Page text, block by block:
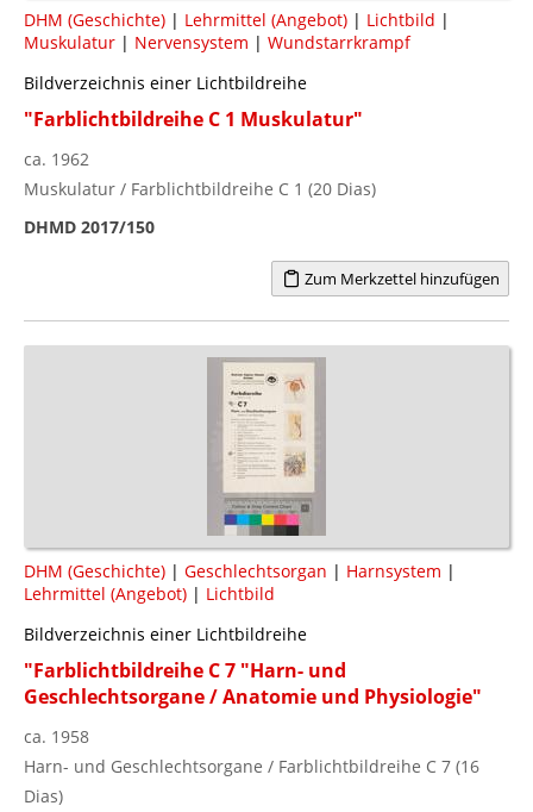
DHM (Geschichte) | Lehrmittel (Angebot) | Lichtbild |
Muskulatur | Nervensystem | Wundstarrkrampf
Bildverzeichnis einer Lichtbildreihe
"Farblichtbildreihe C 1 Muskulatur"
ca. 1962
Muskulatur / Farblichtbildreihe C 1 (20 Dias)
DHMD 2017/150
Zum Merkzettel hinzufügen
DHM (Geschichte) | Geschlechtsorgan | Harnsystem |
Lehrmittel (Angebot) | Lichtbild
Bildverzeichnis einer Lichtbildreihe
"Farblichtbildreihe C 7 "Harn- und
Geschlechtsorgane / Anatomie und Physiologie"
ca. 1958
Harn- und Geschlechtsorgane / Farblichtbildreihe C 7 (16
Dias)